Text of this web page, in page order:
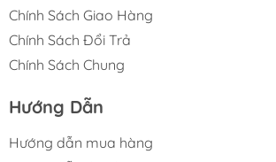
Chính Sách Giao Hàng
Chính Sách Đổi Trả
Chính Sách Chung
Hướng Dẫn
Hướng dẫn mua hàng